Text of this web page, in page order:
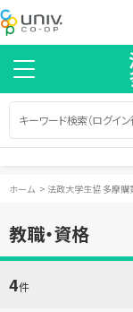
ホーム > 法政大学生協 多摩購
教職・資格
4件